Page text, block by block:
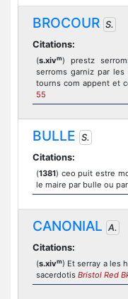
BROCOUR S.
Citations:
(s.xivm) prestz
serroms garniz par
tourns com appent et
55
BULLE S.
Citations:
(1381) ceo puit estre
le maire par bulle ou
CANONIAL A.
Citations:
(s.xivm) Et serray a les
sacerdotis Bristol Red